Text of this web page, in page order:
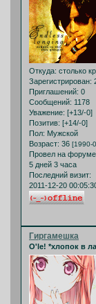
Откуда: столько
Зарегистрирован:
Приглашений: 0
Сообщений: 1178
Уважение: [+13/-0]
Позитив: [+14/-0]
Пол: Мужской
Возраст: 36 [1990-
Провел на
5 дней 3 часа
Последний визит:
2011-12-20
Гиргамешка
O'le! *хлопок в